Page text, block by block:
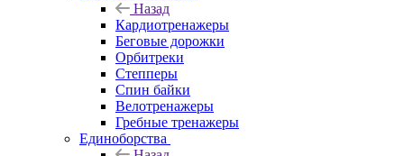
Назад
Кардиотренажеры
Беговые дорожки
Орбитреки
Степперы
Спин байки
Велотренажеры
Гребные тренажеры
Единоборства